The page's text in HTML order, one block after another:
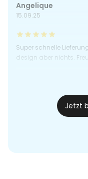
Angelique
15.09.25
Super schnelle
design aber nichts.
Jetzt